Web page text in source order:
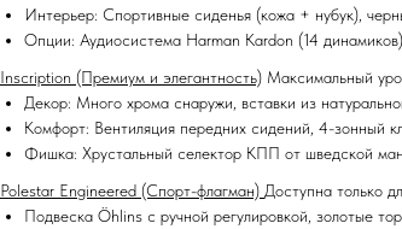
Интерьер: Спортивные сиденья (кожа + нубук),
Опции: Аудиосистема Harman Kardon (14
Inscription (Премиум и элегантность) Максимальный
Декор: Много хрома снаружи, вставки из
Комфорт: Вентиляция передних сидений, 4-зонный
Фишка: Хрустальный селектор КПП от шведской
Polestar Engineered (Спорт-флагман) Доступна только
Подвеска Öhlins с ручной регулировкой, золотые